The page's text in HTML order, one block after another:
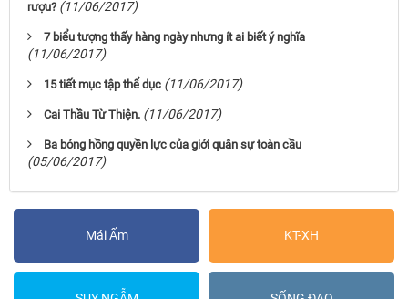
rượu? (11/06/2017)
7 biểu tượng thấy hàng ngày nhưng ít ai biết ý nghĩa
(11/06/2017)
15 tiết mục tập thể dục (11/06/2017)
Cai Thầu Từ Thiện. (11/06/2017)
Ba bóng hồng quyền lực của giới quân sự toàn cầu
(05/06/2017)
Mái Ấm KT-XH